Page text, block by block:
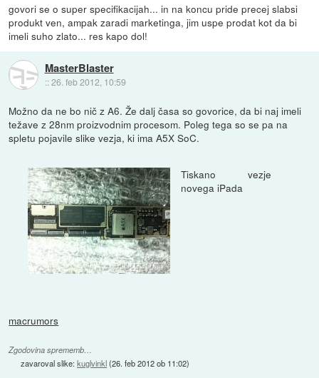
govori se o super specifikacijah... in na koncu pride precej slabsi
produkt ven, ampak zaradi marketinga, jim uspe prodat kot da bi
imeli suho zlato... res kapo dol!
MasterBlaster
::26. feb 2012, 10:59
Možno da ne bo nič z A6. Že dalj časa so govorice, da bi naj imeli
težave z 28nm proizvodnim procesom. Poleg tega so se pa na
spletu pojavile slike vezja, ki ima A5X SoC.
Tiskano vezje
novega iPada
macrumors
Zgodovina sprememb…
zavaroval slike:kuglvinkl(26. feb 2012 ob 11:02)